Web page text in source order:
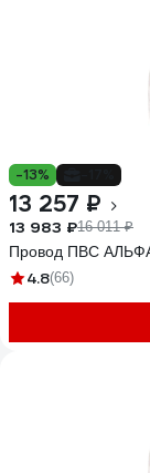
-13%
13 257 ₽
13 983 ₽16 011 ₽
Провод ПВС
4.8(66)